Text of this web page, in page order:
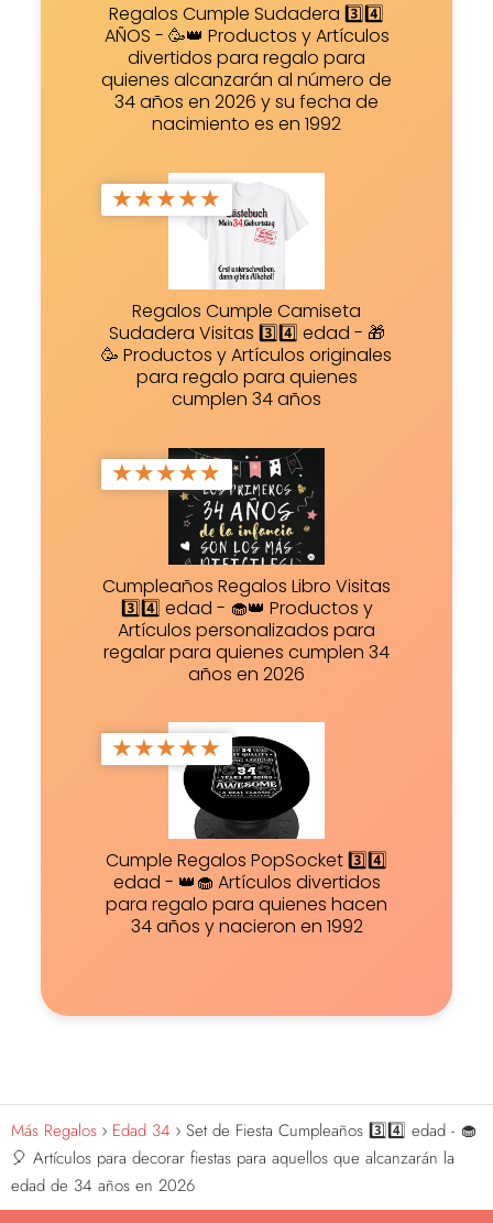
Regalos Cumple Sudadera 3️⃣4️⃣
AÑOS - 🥳👑 Productos y Artículos
divertidos para regalo para
quienes alcanzarán al número de
34 años en 2026 y su fecha de
nacimiento es en 1992
★★★★★
Regalos Cumple Camiseta
Sudadera Visitas 3️⃣4️⃣ edad - 🎁
🥳 Productos y Artículos originales
para regalo para quienes
cumplen 34 años
★★★★★
Cumpleaños Regalos Libro Visitas
3️⃣4️⃣ edad - 🧁👑 Productos y
Artículos personalizados para
regalar para quienes cumplen 34
años en 2026
★★★★★
Cumple Regalos PopSocket 3️⃣4️⃣
edad - 👑🧁 Artículos divertidos
para regalo para quienes hacen
34 años y nacieron en 1992
Más Regalos Edad 34
Set de Fiesta Cumpleaños 3️⃣4️⃣ edad - 🧁
🎈 Artículos para decorar fiestas para aquellos que alcanzarán la
edad de 34 años en 2026